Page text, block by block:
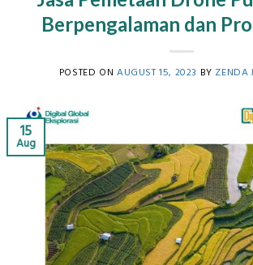
Berpengalaman dan
POSTED ON AUGUST 15, 2023 BY ZENDA
15
Aug